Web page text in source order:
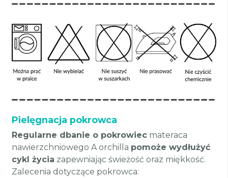
Pielęgnacja pokrowca
Regularne dbanie o pokrowiec materaca
nawierzchniowego A orchilla pomoże wydłużyć
cykl życia zapewniając świeżość oraz miękkość.
Zalecenia dotyczące pokrowca: